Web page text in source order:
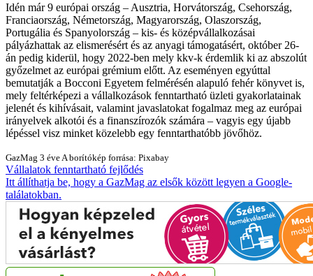
Idén már 9 európai ország – Ausztria, Horvátország, Csehország,
Franciaország, Németország, Magyarország, Olaszország,
Portugália és Spanyolország – kis- és középvállalkozásai
pályázhattak az elismerésért és az anyagi támogatásért, október 26-
án pedig kiderül, hogy 2022-ben mely kkv-k érdemlik ki az abszolút
győzelmet az európai grémium előtt. Az eseményen egyúttal
bemutatják a Bocconi Egyetem felmérésén alapuló fehér könyvet is,
mely feltérképezi a vállalkozások fenntartható üzleti gyakorlatainak
jelenét és kihívásait, valamint javaslatokat fogalmaz meg az európai
irányelvek alkotói és a finanszírozók számára – vagyis egy újabb
lépéssel visz minket közelebb egy fenntarthatóbb jövőhöz.
GazMag 3 éve A borítókép forrása: Pixabay
Vállalatok fenntartható fejlődés
Itt állíthatja be, hogy a GazMag az elsők között legyen a Google-
találatokban.